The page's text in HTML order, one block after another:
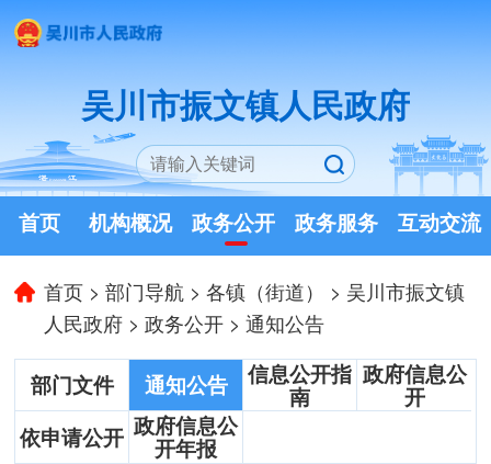
吴川市振文镇人民政府
首页 机构概况 政务公开 政务服务 互动交流
首页 >部门导航 >各镇（街道） > 吴川市振文镇
人民政府 >政务公开 >通知公告
部门文件 通知公告 信息公开指
南
政府信息公
开
依申请公开 政府信息公
开年报